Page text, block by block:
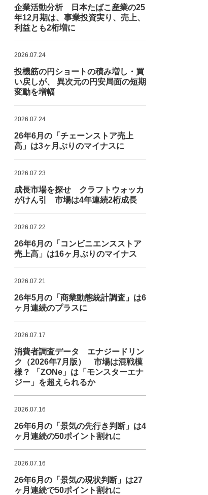
企業活動分析 日本たばこ産業の25
年12月期は、事業投資実り、売上、
利益とも2桁増に
2026.07.24
投機筋の円ショートの積み増し・買
い戻しが、 異次元の円安局面の短期
変動を増幅
2026.07.24
26年6月の「チェーンストア売上
高」は3ヶ月ぶりのマイナスに
2026.07.23
成長市場を探せ クラフトウォッカ
がけん引 市場は4年連続2桁成長
2026.07.22
26年6月の「コンビニエンスストア
売上高」は16ヶ月ぶりのマイナス
2026.07.21
26年5月の「商業動態統計調査」は6
ヶ月連続のプラスに
2026.07.17
消費者調査データ エナジードリン
ク（2026年7月版） 市場は混戦模
様？ 「ZONe」は「モンスターエナ
ジー」を超えられるか
2026.07.16
26年6月の「景気の先行き判断」は4
ヶ月連続の50ポイント割れに
2026.07.16
26年6月の「景気の現状判断」は27
ヶ月連続で50ポイント割れに